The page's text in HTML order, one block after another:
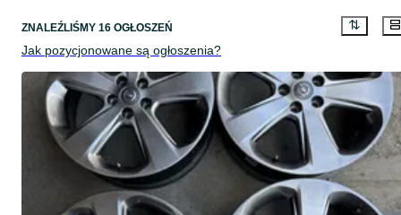
ZNALEŹLIŚMY 16 OGŁOSZEŃ
Jak pozycjonowane są ogłoszenia?